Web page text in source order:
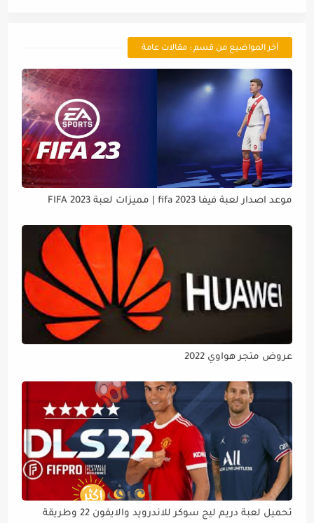
أخر المواضيع من قسم : مقالات عامة
موعد اصدار لعبة فيفا 2023 fifa | مميزات لعبة FIFA 2023
عروض متجر هواوي 2022
تحميل لعبة دريم ليج سوكر للاندرويد والايفون 22 وطريقة